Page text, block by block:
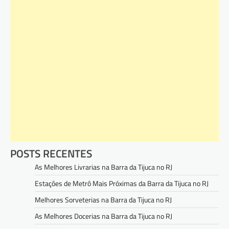
POSTS RECENTES
As Melhores Livrarias na Barra da Tijuca no RJ
Estações de Metrô Mais Próximas da Barra da Tijuca no RJ
Melhores Sorveterias na Barra da Tijuca no RJ
As Melhores Docerias na Barra da Tijuca no RJ